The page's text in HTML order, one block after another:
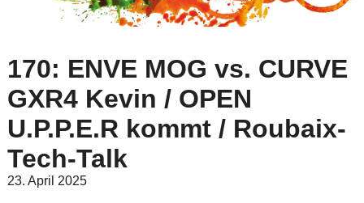
170: ENVE MOG vs. CURVE
GXR4 Kevin / OPEN
U.P.P.E.R kommt / Roubaix-
Tech-Talk
23. April 2025